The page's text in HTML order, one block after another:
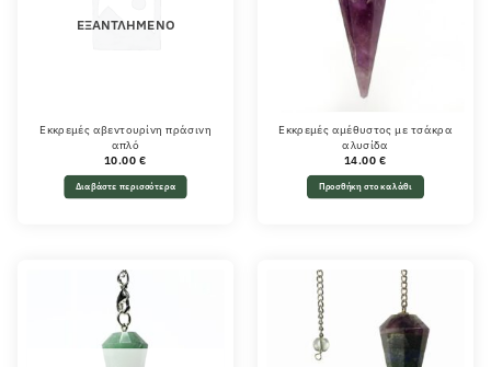
ΕΞΑΝΤΛΗΜΈΝΟ
Εκκρεμές αβεντουρίνη πράσινη
απλό
10.00 €
Διαβάστε περισσότερα
Εκκρεμές αμέθυστος με τσάκρα
αλυσίδα
14.00 €
Προσθήκη στο καλάθι